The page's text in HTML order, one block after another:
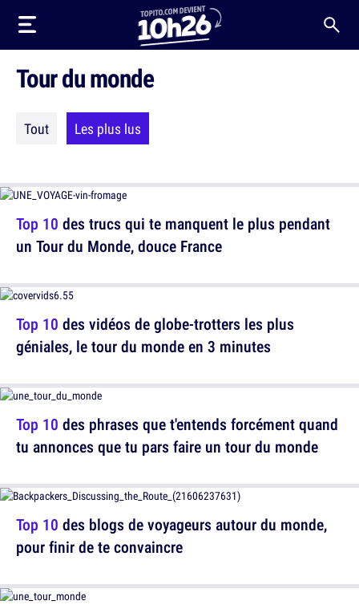
Tour du monde
Tout Les plus lus
Top 10 des trucs qui te manquent le plus pendant
un Tour du Monde, douce France
Top 10 des vidéos de globe-trotters les plus
géniales, le tour du monde en 3 minutes
Top 10 des blogs de voyageurs autour du monde,
pour finir de te convaincre
Top 10 des phrases que t'entends forcément quand
tu annonces que tu pars faire un tour du monde